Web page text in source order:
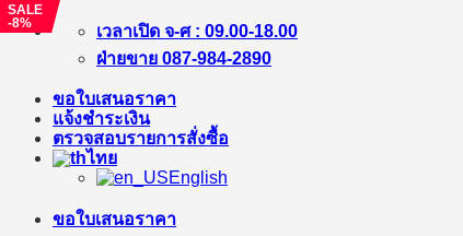
ข้าม
เนื้อหา
เวลาเปิด จ-ศ : 09.00-18.00
ฝ่ายขาย 087-984-2890
ขอใบเสนอราคา
แจ้งชำระเงิน
ตรวจสอบรายการสั่งซื้อ
ไทย
English
ขอใบเสนอราคา
SALE
-%
SALE
-8%